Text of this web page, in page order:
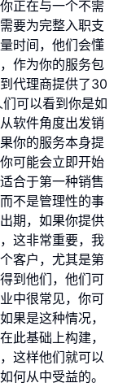
正在与一个不需
要为完整入职支
时间，他们会懂
作为你的服务包
代理商提供了30
可以看到你是如
软件角度出发销
你的服务本身提
可能会立即开始
合于第一种销售
不是管理性的事
期，如果你提供
这非常重要，我
客户，尤其是第
到他们，他们可
中很常见，你可
果是这种情况，
此基础上构建，
这样他们就可以
何从中受益的。